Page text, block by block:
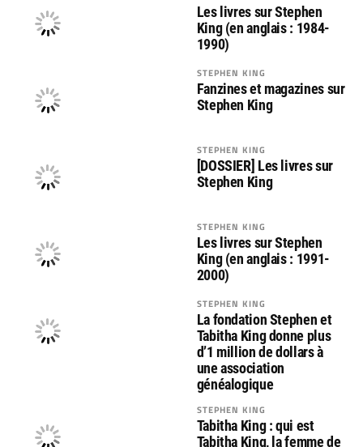
Les livres sur Stephen
King (en anglais : 1984-
1990)
STEPHEN KING
Fanzines et magazines sur
Stephen King
STEPHEN KING
[DOSSIER] Les livres sur
Stephen King
STEPHEN KING
Les livres sur Stephen
King (en anglais : 1991-
2000)
STEPHEN KING
La fondation Stephen et
Tabitha King donne plus
d’1 million de dollars à
une association
généalogique
STEPHEN KING
Tabitha King : qui est
Tabitha King, la femme de